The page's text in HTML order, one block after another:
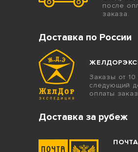
после
заказа.
Доставка по России
Заказы от 10
следующий
оплаты
Доставка за рубеж